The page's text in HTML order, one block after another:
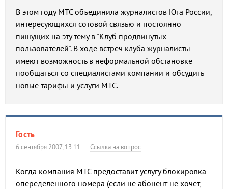
В этом году МТС объединила журналистов Юга России,
интересующихся сотовой связью и постоянно
пишущих на эту тему в "Клуб продвинутых
пользователей". В ходе встреч клуба журналисты
имеют возможность в неформальной обстановке
пообщаться со специалистами компании и обсудить
новые тарифы и услуги МТС.
Гость
6 сентября 2007, 13:11 Ссылка на вопрос
Когда компания МТС предоставит услугу блокировка
опеределенного номера (если не абонент не хочет,